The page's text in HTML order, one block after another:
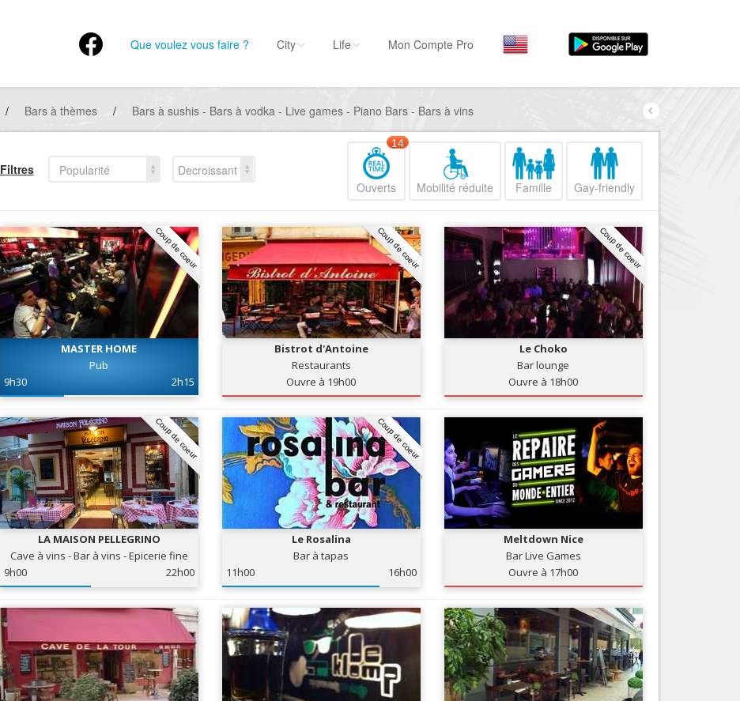
Que voulez vous faire ?
Par activité
Hôtels, ...
Visiter
Sortir
Restaurants, ...
Commerces
Mode, ...
Loisirs
Plages, sports, ...
Services
Tourisme, ...
Par quartiers
Nice Promenade du
Nice le Port
Nice le Vieux Nice
Nice le Coeur de Ville
Nice les Collines Niçoises
Nice le petit Marais Niçois
Nice la plaine du Var
Nice Aéroport
City Life Mon Compte Pro
/ Bars à thèmes / Bars à sushis - Bars à vodka - Live games - Piano Bars - Bars à vins
Filtres Popularité
Decroissant
Ouverts
14
Mobilité réduite Famille Gay-friendly
Coup de coeur
MASTER HOME
Pub
9h30
2h15
Coup de coeur
Bistrot d'Antoine
Restaurants
Ouvre à 19h00
Coup de coeur
Le Choko
Bar lounge
Ouvre à 18h00
Coup de coeur
LA MAISON PELLEGRINO
Cave à vins - Bar à vins - Epicerie fine
9h00
22h00
Coup de coeur
Le Rosalina
Bar à tapas
11h00
16h00
Meltdown Nice
Bar Live Games
Ouvre à 17h00